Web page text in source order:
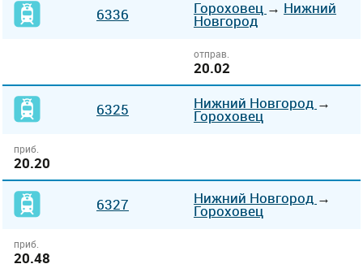
6336 Гороховец → Нижний
Новгород
отправ.
20.02
6325 Нижний Новгород →
Гороховец
приб.
20.20
6327 Нижний Новгород →
Гороховец
приб.
20.48